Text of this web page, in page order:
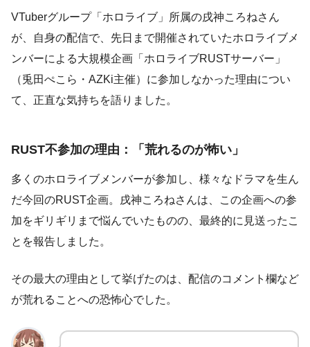
VTuberグループ「ホロライブ」所属の戌神ころねさん
が、自身の配信で、先日まで開催されていたホロライブメ
ンバーによる大規模企画「ホロライブRUSTサーバー」
（兎田ぺこら・AZKi主催）に参加しなかった理由につい
て、正直な気持ちを語りました。
RUST不参加の理由：「荒れるのが怖い」
多くのホロライブメンバーが参加し、様々なドラマを生ん
だ今回のRUST企画。戌神ころねさんは、この企画への参
加をギリギリまで悩んでいたものの、最終的に見送ったこ
とを報告しました。
その最大の理由として挙げたのは、配信のコメント欄など
が荒れることへの恐怖心でした。